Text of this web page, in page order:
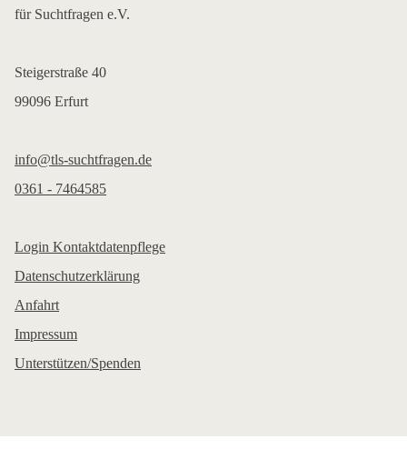
für Suchtfragen e.V.
Steigerstraße 40
99096 Erfurt
info@tls-suchtfragen.de
0361 - 7464585
Login Kontaktdatenpflege
Datenschutzerklärung
Anfahrt
Impressum
Unterstützen/Spenden